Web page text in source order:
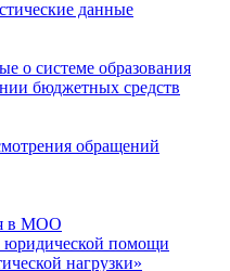
данные
о системе образования
бюджетных средств
обращений
в МОО
юридической помощи
нагрузки»